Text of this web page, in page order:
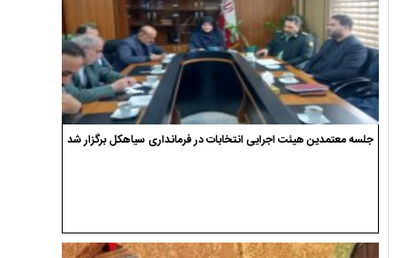
جلسه معتمدین هیئت اجرایی انتخابات در فرمانداری سیاهکل برگزار شد